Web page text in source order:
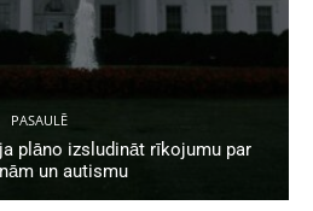
PASAULĒ
plāno izsludināt rīkojumu par
un autismu